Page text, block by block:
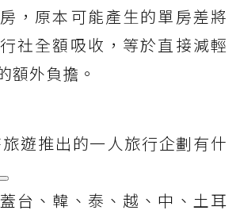
，原本可能產生的單房差將
社全額吸收，等於直接減輕
額外負擔。
遊推出的一人旅行企劃有什
台、韓、泰、越、中、土耳